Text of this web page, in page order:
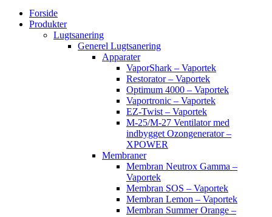
Forside
Produkter
Lugtsanering
Generel Lugtsanering
Apparater
VaporShark – Vaportek
Restorator – Vaportek
Optimum 4000 – Vaportek
Vaportronic – Vaportek
EZ-Twist – Vaportek
M-25/M-27 Ventilator med
indbygget Ozongenerator –
XPOWER
Membraner
Membran Neutrox Gamma –
Vaportek
Membran SOS – Vaportek
Membran Lemon – Vaportek
Membran Summer Orange –